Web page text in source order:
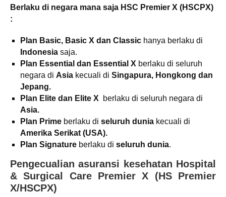
Berlaku di negara mana saja HSC Premier X (HSCPX)
:
Plan Basic, Basic X dan Classic hanya berlaku di
Indonesia saja.
Plan Essential dan Essential X berlaku di seluruh
negara di Asia kecuali di Singapura, Hongkong dan
Jepang.
Plan Elite dan Elite X berlaku di seluruh negara di
Asia.
Plan Prime berlaku di seluruh dunia kecuali di
Amerika Serikat (USA).
Plan Signature berlaku di seluruh dunia.
Pengecualian asuransi kesehatan Hospital
& Surgical Care Premier X (HS Premier
X/HSCPX)